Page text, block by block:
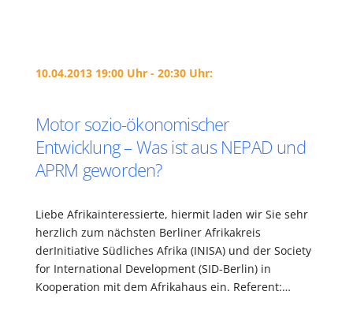
10.04.2013 19:00 Uhr - 20:30 Uhr:
Motor sozio-ökonomischer
Entwicklung – Was ist aus NEPAD und
APRM geworden?
Liebe Afrikainteressierte, hiermit laden wir Sie sehr
herzlich zum nächsten Berliner Afrikakreis
derInitiative Südliches Afrika (INISA) und der Society
for International Development (SID-Berlin) in
Kooperation mit dem Afrikahaus ein. Referent:…